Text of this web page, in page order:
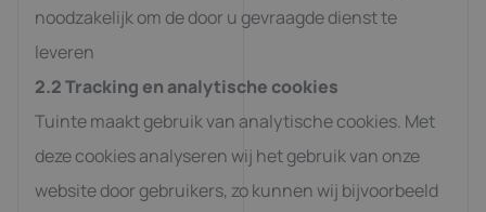
noodzakelijk om de door u gevraagde dienst te
leveren
2.2 Tracking en analytische cookies
Tuinte maakt gebruik van analytische cookies. Met
deze cookies analyseren wij het gebruik van onze
website door gebruikers, zo kunnen wij bijvoorbeeld